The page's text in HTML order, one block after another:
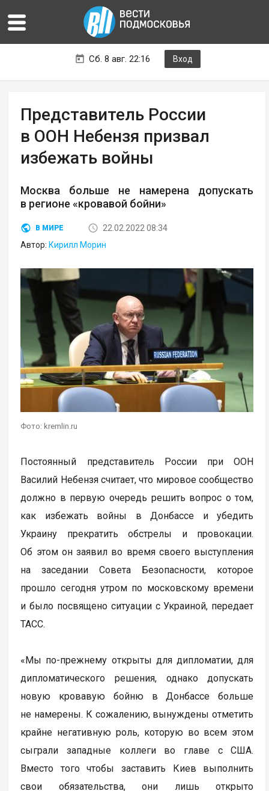
Сб. 8 авг. 22:16 Вход
Представитель России
в ООН Небензя призвал
избежать войны
Москва больше не намерена допускать
в регионе «кровавой бойни»
В МИРЕ
22.02.2022 08:34
Автор: Кирилл Морин
Фото: kremlin.ru
Постоянный представитель России при ООН
Василий Небензя считает, что мировое сообщество
должно в первую очередь решить вопрос о том,
как избежать войны в Донбассе и убедить
Украину прекратить обстрелы и провокации.
Об этом он заявил во время своего выступления
на заседании Совета Безопасности, которое
прошло сегодня утром по московскому времени
и было посвящено ситуации с Украиной, передает
ТАСС.
«Мы по-прежнему открыты для дипломатии, для
дипломатического решения, однако допускать
новую кровавую бойню в Донбассе больше
не намерены. К сожалению, вынуждены отметить
крайне негативную роль, которую во всем этом
сыграли западные коллеги во главе с США.
Вместо того чтобы заставить Киев выполнить
свои обязательства, они лишь открыто